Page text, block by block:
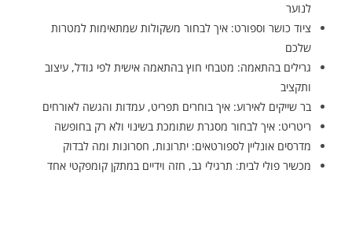
לנוער
ציוד כושר וספורט: איך לבחור משקולות שמתאימות למטרות
שלכם
גרילים בהתאמה: מטבחי חוץ בהתאמה אישית לפי גודל, עיצוב
ותקציב
בר שייקים לאירוע: איך בוחרים תפריט, עמדות והגשה לאורחים
ריטריט: איך לבחור מסגרת שתומכת בשינוי ולא רק בחופשה
מדרסים אונליין לספורטאים: יתרונות, חסרונות ומה לבדוק
מכשיר פולי לבית: תרגילי גב, חזה וידיים במתקן קומפקטי אחד